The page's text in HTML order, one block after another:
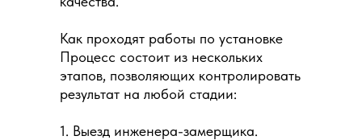
Как проходят работы по установке
Процесс состоит из нескольких
этапов, позволяющих контролировать
результат на любой стадии:
1. Выезд инженера-замерщика.